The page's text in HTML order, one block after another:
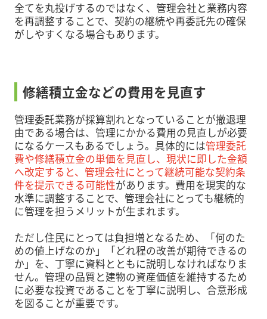
全てを丸投げするのではなく、管理会社と業務内容
を再調整することで、契約の継続や再委託先の確保
がしやすくなる場合もあります。
修繕積立金などの費用を見直す
管理委託業務が採算割れとなっていることが撤退理
由である場合は、管理にかかる費用の見直しが必要
になるケースもあるでしょう。具体的には管理委託
費や修繕積立金の単価を見直し、現状に即した金額
へ改定すると、管理会社にとって継続可能な契約条
件を提示できる可能性があります。費用を現実的な
水準に調整することで、管理会社にとっても継続的
に管理を担うメリットが生まれます。
ただし住民にとっては負担増となるため、「何のた
めの値上げなのか」「どれ程の改善が期待できるの
か」を、丁寧に資料とともに説明しなければなりま
せん。管理の品質と建物の資産価値を維持するため
に必要な投資であることを丁寧に説明し、合意形成
を図ることが重要です。